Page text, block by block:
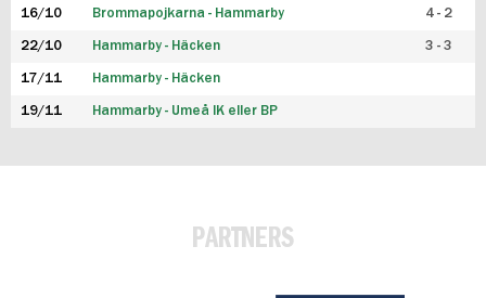
16/10 Brommapojkarna - Hammarby 4 - 2
22/10 Hammarby - Häcken 3 - 3
17/11 Hammarby - Häcken
19/11 Hammarby - Umeå IK eller BP
PARTNERS